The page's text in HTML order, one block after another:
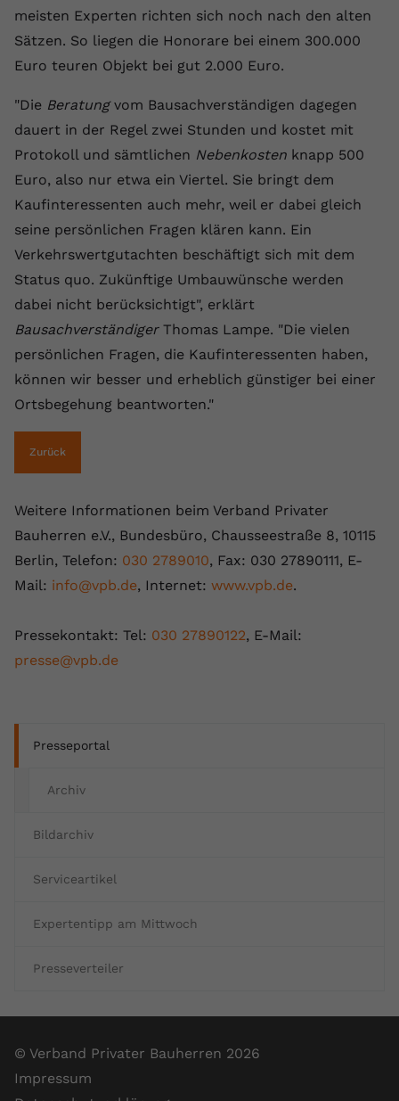
Presseportal
Archiv
Bildarchiv
Serviceartikel
Expertentipp am Mittwoch
Presseverteiler
meisten Experten richten sich noch nach den alten
Sätzen. So liegen die Honorare bei einem 300.000
Euro teuren Objekt bei gut 2.000 Euro.
"Die Beratungvom Bausachverständigen dagegen
dauert in der Regel zwei Stunden und kostet mit
Protokoll und sämtlichen Nebenkosten knapp 500
Euro, also nur etwa ein Viertel. Sie bringt dem
Kaufinteressenten auch mehr, weil er dabei gleich
seine persönlichen Fragen klären kann. Ein
Verkehrswertgutachten beschäftigt sich mit dem
Status quo. Zukünftige Umbauwünsche werden
dabei nicht berücksichtigt", erklärt
BausachverständigerThomas Lampe. "Die vielen
persönlichen Fragen, die Kaufinteressenten haben,
können wir besser und erheblich günstiger bei einer
Ortsbegehung beantworten."
Zurück
Weitere Informationen beim Verband Privater
Bauherren e.V., Bundesbüro, Chausseestraße 8, 10115
Berlin, Telefon: 030 2789010, Fax: 030 27890111, E-
Mail: info@vpb.de, Internet: www.vpb.de.
Pressekontakt: Tel: 030 27890122, E-Mail:
presse@vpb.de
© Verband Privater Bauherren 2026
Impressum
Anbieter Youtube.com
Laufzeit Session
Zweck
YouTube setzt diesen Cookie, um die
Videopräferenzen des Nutzers zu
speichern, der eingebettete YouTube-
Videos verwendet.